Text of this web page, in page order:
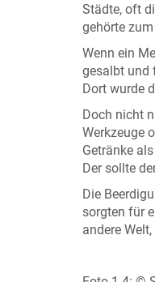
Städte, oft
gehörte
Wenn ein
gesalbt und
Dort wurde
Doch nicht
Werkzeuge
Getränke
Der sollte
Die
sorgten für
andere